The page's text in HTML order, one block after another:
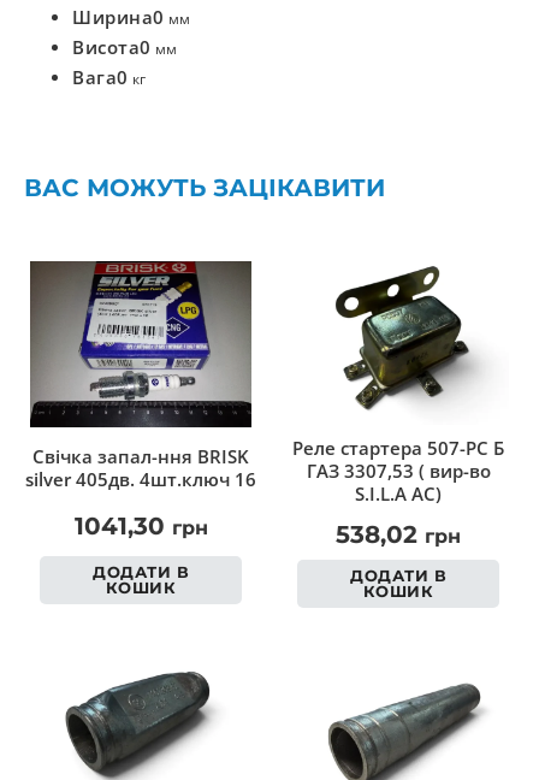
Ширина0 мм
Висота0 мм
Вага0 кг
ВАС МОЖУТЬ ЗАЦІКАВИТИ
Свічка запал-ння BRISK
silver 405дв. 4шт.ключ 16
1041,30 грн
ДОДАТИ В
КОШИК
Реле стартера 507-РС Б
ГАЗ 3307,53 ( вир-во
S.I.L.A AC)
538,02 грн
ДОДАТИ В
КОШИК